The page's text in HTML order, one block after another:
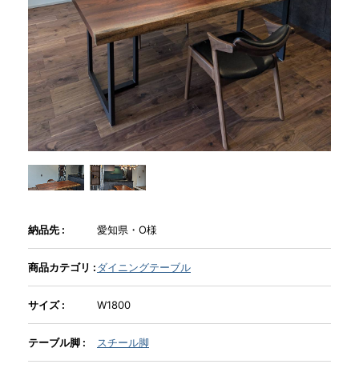
WEBカタログ
全商品一覧
新入荷情報
納品事例
MOKUBA CHANNEL
よくあるご質問
納品先 : 愛知県・O様
商品カテゴリ :ダイニングテーブル
サイズ : W1800
テーブル脚 : スチール脚